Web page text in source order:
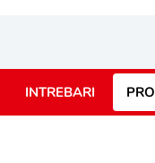
INTREBARI